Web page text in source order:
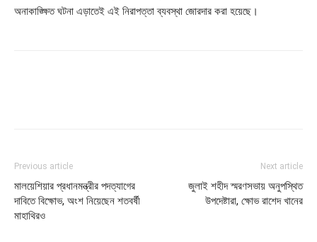
অনাকাঙ্ক্ষিত ঘটনা এড়াতেই এই নিরাপত্তা ব্যবস্থা জোরদার করা হয়েছে।
Previous article
মালয়েশিয়ার প্রধানমন্ত্রীর পদত্যাগের
দাবিতে বিক্ষোভ, অংশ নিয়েছেন শতবর্ষী
মাহাথিরও
Next article
জুলাই শহীদ স্মরণসভায় অনুপস্থিত
উপদেষ্টারা, ক্ষোভ রাশেদ খানের